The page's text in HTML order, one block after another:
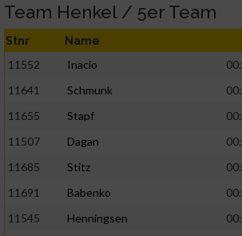
Team Henkel / 5er Team
Stnr Name
11552 Inacio
11641
Schmunk
11655
Stapf
11507
Dagan
11685
Stitz
11691
Babenko
11545
Henningsen